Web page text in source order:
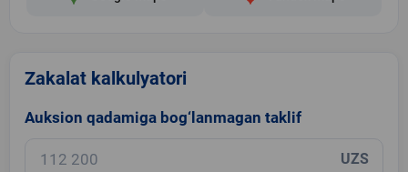
Zakalat kalkulyatori
Auksion qadamiga bog‘lanmagan taklif
UZS